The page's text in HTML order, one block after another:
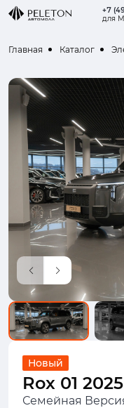
+7
для
Главная Каталог
Новый
Rox 01
Семейная